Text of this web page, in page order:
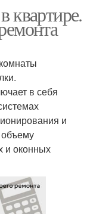
квартире.
в себя
и
и оконных